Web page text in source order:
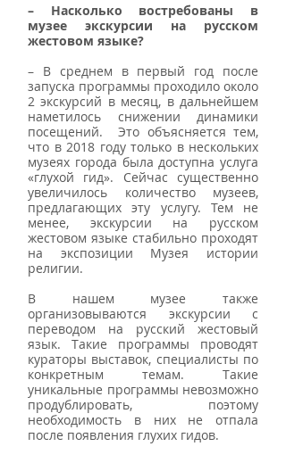
– Насколько востребованы в
музее экскурсии на русском
жестовом языке?
– В среднем в первый год после
запуска программы проходило около
2 экскурсий в месяц, в дальнейшем
наметилось снижении динамики
посещений.  Это объясняется тем,
что в 2018 году только в нескольких
музеях города была доступна услуга
«глухой гид». Сейчас существенно
увеличилось количество музеев,
предлагающих эту услугу. Тем не
менее, экскурсии на русском
жестовом языке стабильно проходят
на экспозиции Музея истории
религии.
В нашем музее также
организовываются экскурсии с
переводом на русский жестовый
язык. Такие программы проводят
кураторы выставок, специалисты по
конкретным темам. Такие
уникальные программы невозможно
продублировать, поэтому
необходимость в них не отпала
после появления глухих гидов.